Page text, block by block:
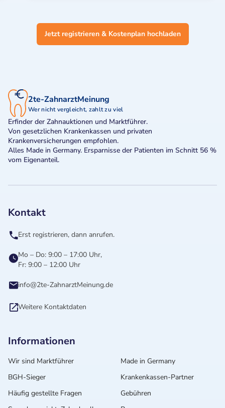
Jetzt registrieren & Kostenplan hochladen
2te-ZahnarztMeinung
Wer nicht vergleicht, zahlt zu viel
Erfinder der Zahnauktionen und Marktführer.
Von gesetzlichen Krankenkassen und privaten
Krankenversicherungen empfohlen.
Alles Made in Germany. Ersparnisse der Patienten im Schnitt 56 %
vom Eigenanteil.
Kontakt
Erst registrieren, dann anrufen.
Mo – Do: 9:00 – 17:00 Uhr,
Fr: 9:00 – 12:00 Uhr
info@2te-ZahnarztMeinung.de
Weitere Kontaktdaten
Informationen
Wir sind Marktführer
Made in Germany
BGH-Sieger
Krankenkassen-Partner
Häufig gestellte Fragen
Gebühren